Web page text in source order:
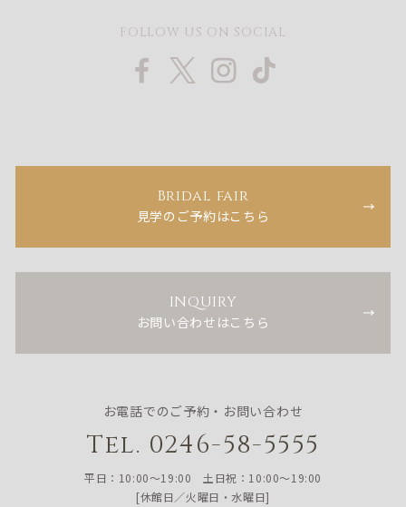
FOLLOW US ON SOCIAL
Bridal fair
見学のご予約はこちら
INQUIRY
お問い合わせはこちら
お電話でのご予約・お問い合わせ
Tel. 0246-58-5555
平日：10:00〜19:00 土日祝：10:00〜19:00
[休館日／火曜日・水曜日]